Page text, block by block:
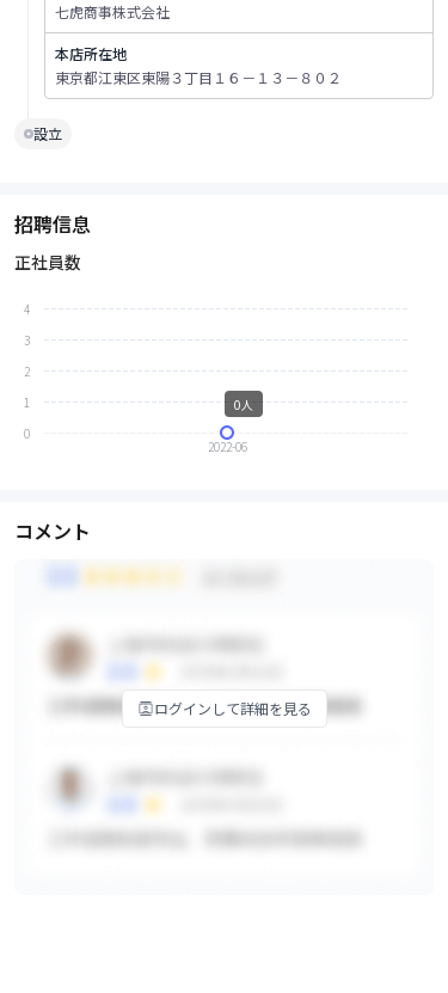
七虎商事株式会社
本店所在地
東京都江東区東陽３丁目１６－１３－８０２
設立
招聘信息
正社員数
0
1
2
3
4
2022-06
0人
コメント
ログインして詳細を見る